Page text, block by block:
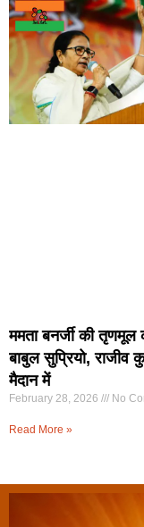
ममता बनर्जी की तृणमूल
बाबुल सुप्रियो,
मैदान में
February 28, 2026 No
Read More »